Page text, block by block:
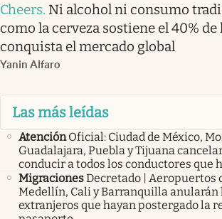
Cheers. Ni alcohol ni consumo
como la cerveza sostiene el 40%
conquista el mercado global
Yanin Alfaro
Las más leídas
Atención Oficial: Ciudad de México,
Guadalajara, Puebla y Tijuana
conducir a todos los conductores que
MigracionesDecretado | Aeropuertos
Medellín, Cali y Barranquilla anularán
extranjeros que hayan postergado la